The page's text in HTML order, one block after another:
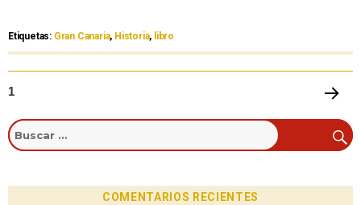
Etiquetas: Gran Canaria, Historia, libro
1
PRÓXI
PÁGIN
COMENTARIOS RECIENTES